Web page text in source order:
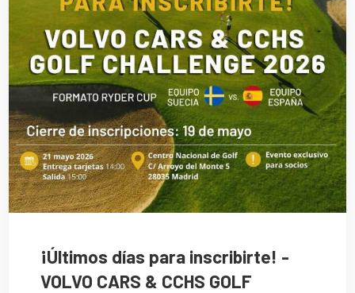
¡Últimos días para inscribirte! -
VOLVO CARS & CCHS GOLF